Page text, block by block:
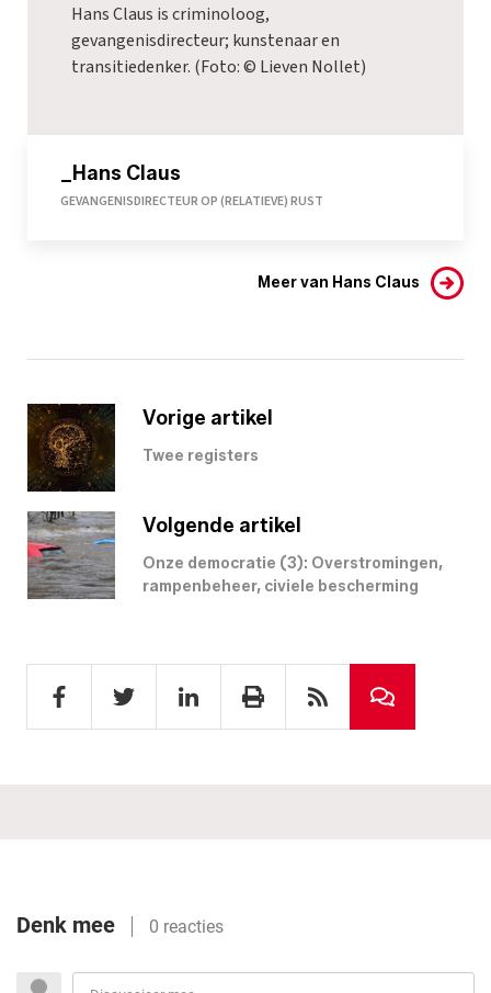
Hans Claus is criminoloog,
gevangenisdirecteur; kunstenaar en
transitiedenker. (Foto: © Lieven Nollet)
_Hans Claus
GEVANGENISDIRECTEUR OP (RELATIEVE) RUST
Meer van Hans Claus
Vorige artikel
Twee registers
Volgende artikel
Onze democratie (3): Overstromingen,
rampenbeheer, civiele bescherming